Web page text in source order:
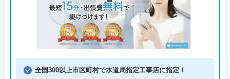
全国300以上市区町村で水道局指定工事店に指定！